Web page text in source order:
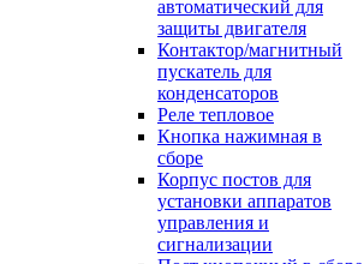
автоматический для
защиты двигателя
Контактор/магнитный
пускатель для
конденсаторов
Реле тепловое
Кнопка нажимная в
сборе
Корпус постов для
установки аппаратов
управления и
сигнализации